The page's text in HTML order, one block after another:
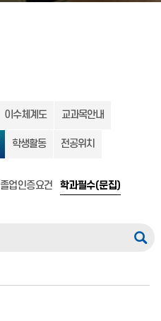
이수체계도 교과목안내
학생활동 전공위치
졸업인증요건 학과필수(문집)